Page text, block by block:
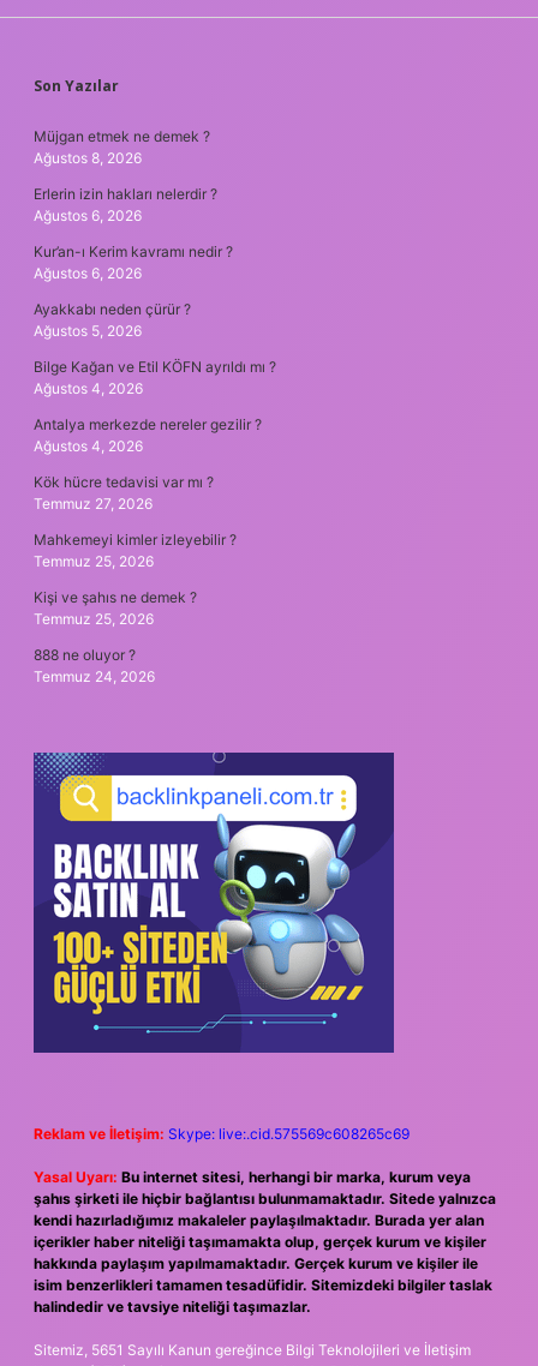
SIDEBAR
Son Yazılar
Müjgan etmek ne demek ?
Ağustos 8, 2026
Erlerin izin hakları nelerdir ?
Ağustos 6, 2026
Kur’an-ı Kerim kavramı nedir ?
Ağustos 6, 2026
Ayakkabı neden çürür ?
Ağustos 5, 2026
Bilge Kağan ve Etil KÖFN ayrıldı mı ?
Ağustos 4, 2026
Antalya merkezde nereler gezilir ?
Ağustos 4, 2026
Kök hücre tedavisi var mı ?
Temmuz 27, 2026
Mahkemeyi kimler izleyebilir ?
Temmuz 25, 2026
Kişi ve şahıs ne demek ?
Temmuz 25, 2026
888 ne oluyor ?
Temmuz 24, 2026
Reklam ve İletişim: Skype: live:.cid.575569c608265c69
Yasal Uyarı: Bu internet sitesi, herhangi bir marka, kurum veya
şahıs şirketi ile hiçbir bağlantısı bulunmamaktadır. Sitede yalnızca
kendi hazırladığımız makaleler paylaşılmaktadır. Burada yer alan
içerikler haber niteliği taşımamakta olup, gerçek kurum ve kişiler
hakkında paylaşım yapılmamaktadır. Gerçek kurum ve kişiler ile
isim benzerlikleri tamamen tesadüfidir. Sitemizdeki bilgiler taslak
halindedir ve tavsiye niteliği taşımazlar.
Sitemiz, 5651 Sayılı Kanun gereğince Bilgi Teknolojileri ve İletişim